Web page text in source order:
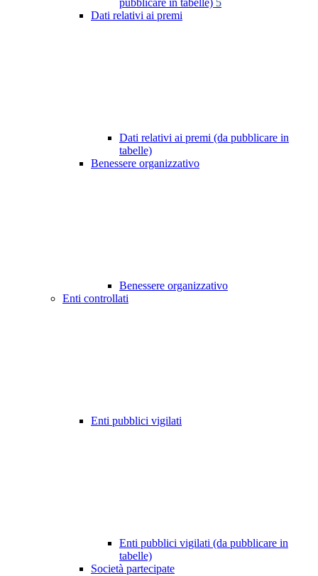
pubblicare in tabelle) 5
Dati relativi ai premi
Dati relativi ai premi (da pubblicare in
tabelle)
Benessere organizzativo
Benessere organizzativo
Enti controllati
Enti pubblici vigilati
Enti pubblici vigilati (da pubblicare in
tabelle)
Società partecipate